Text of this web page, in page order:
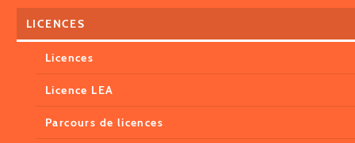
LICENCES
Licences
Licence LEA
Parcours de licences